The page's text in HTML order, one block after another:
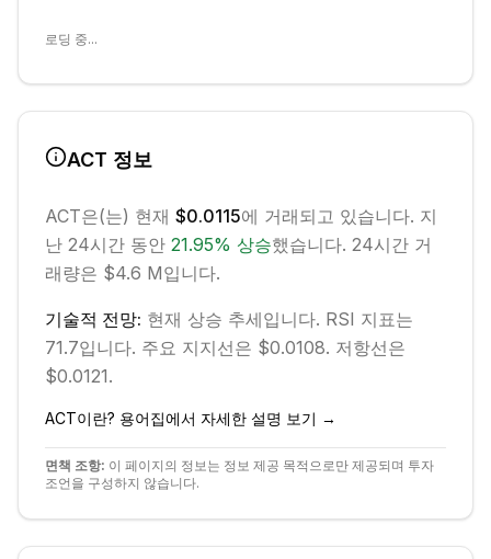
로딩 중...
ACT 정보
ACT은(는) 현재 $0.0115에 거래되고 있습니다. 지
난 24시간 동안 21.95% 상승했습니다. 24시간 거
래량은 $4.6 M입니다.
기술적 전망: 현재 상승 추세입니다. RSI 지표는
71.7입니다. 주요 지지선은 $0.0108. 저항선은
$0.0121.
ACT이란? 용어집에서 자세한 설명 보기 →
면책 조항: 이 페이지의 정보는 정보 제공 목적으로만 제공되며 투자
조언을 구성하지 않습니다.